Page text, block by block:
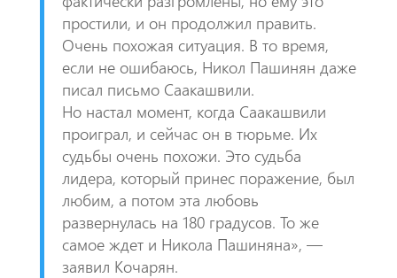
простили, и он продолжил править.
Очень похожая ситуация. В то время,
если не ошибаюсь, Никол Пашинян даже
писал письмо Саакашвили.
Но настал момент, когда Саакашвили
проиграл, и сейчас он в тюрьме. Их
судьбы очень похожи. Это судьба
лидера, который принес поражение, был
любим, а потом эта любовь
развернулась на 180 градусов. То же
самое ждет и Никола Пашиняна», —
заявил Кочарян.